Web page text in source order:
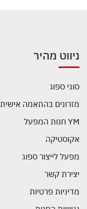
ניווט מהיר
סוגי ספוג
מזרונים בהתאמה אישית
YM חנות המפעל
אקוסטיקה
מפעל לייצור ספוג
יצירת קשר
מדיניות פרטיות